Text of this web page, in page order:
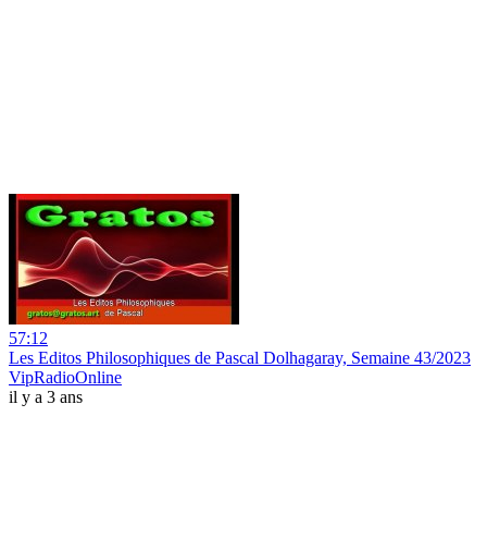
57:12
Les Editos Philosophiques de Pascal Dolhagaray, Semaine 43/2023
VipRadioOnline
il y a 3 ans